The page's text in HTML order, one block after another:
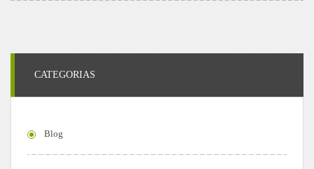
CATEGORIAS
Blog